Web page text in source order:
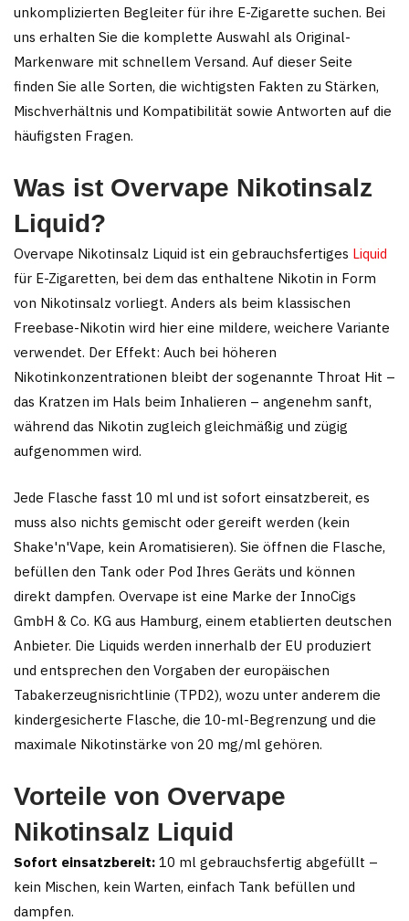
werden
unkomplizierten Begleiter für ihre E-Zigarette suchen. Bei
uns erhalten Sie die komplette Auswahl als Original-
Markenware mit schnellem Versand. Auf dieser Seite
finden Sie alle Sorten, die wichtigsten Fakten zu Stärken,
Mischverhältnis und Kompatibilität sowie Antworten auf die
häufigsten Fragen.
Was ist Overvape Nikotinsalz
Liquid?
Overvape Nikotinsalz Liquid ist ein gebrauchsfertiges Liquid
für E-Zigaretten, bei dem das enthaltene Nikotin in Form
von Nikotinsalz vorliegt. Anders als beim klassischen
Freebase-Nikotin wird hier eine mildere, weichere Variante
verwendet. Der Effekt: Auch bei höheren
Nikotinkonzentrationen bleibt der sogenannte Throat Hit –
das Kratzen im Hals beim Inhalieren – angenehm sanft,
während das Nikotin zugleich gleichmäßig und zügig
aufgenommen wird.
Jede Flasche fasst 10 ml und ist sofort einsatzbereit, es
muss also nichts gemischt oder gereift werden (kein
Shake'n'Vape, kein Aromatisieren). Sie öffnen die Flasche,
befüllen den Tank oder Pod Ihres Geräts und können
direkt dampfen. Overvape ist eine Marke der InnoCigs
GmbH & Co. KG aus Hamburg, einem etablierten deutschen
Anbieter. Die Liquids werden innerhalb der EU produziert
und entsprechen den Vorgaben der europäischen
Tabakerzeugnisrichtlinie (TPD2), wozu unter anderem die
kindergesicherte Flasche, die 10-ml-Begrenzung und die
maximale Nikotinstärke von 20 mg/ml gehören.
Vorteile von Overvape
Nikotinsalz Liquid
Sofort einsatzbereit: 10 ml gebrauchsfertig abgefüllt –
kein Mischen, kein Warten, einfach Tank befüllen und
dampfen.